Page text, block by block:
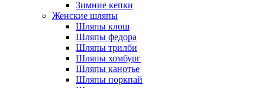
Зимние кепки
Женские шляпы
Шляпы клош
Шляпы федора
Шляпы трилби
Шляпы хомбург
Шляпы канотье
Шляпы поркпай